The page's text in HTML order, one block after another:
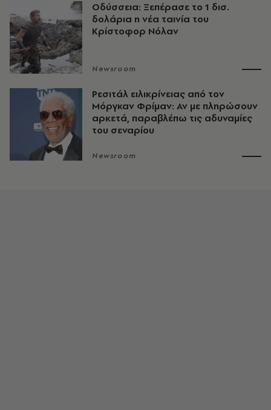
Οδύσσεια: Ξεπέρασε το 1 δισ.
δολάρια η νέα ταινία του
Κρίστοφορ Νόλαν
Newsroom
Ρεσιτάλ ειλικρίνειας από τον
Μόργκαν Φρίμαν: Αν με πληρώσουν
αρκετά, παραβλέπω τις αδυναμίες
του σεναρίου
Newsroom